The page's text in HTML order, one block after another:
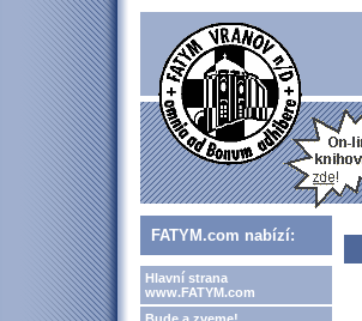
FATYM.com nabízí:
Hlavní strana
www.FATYM.com